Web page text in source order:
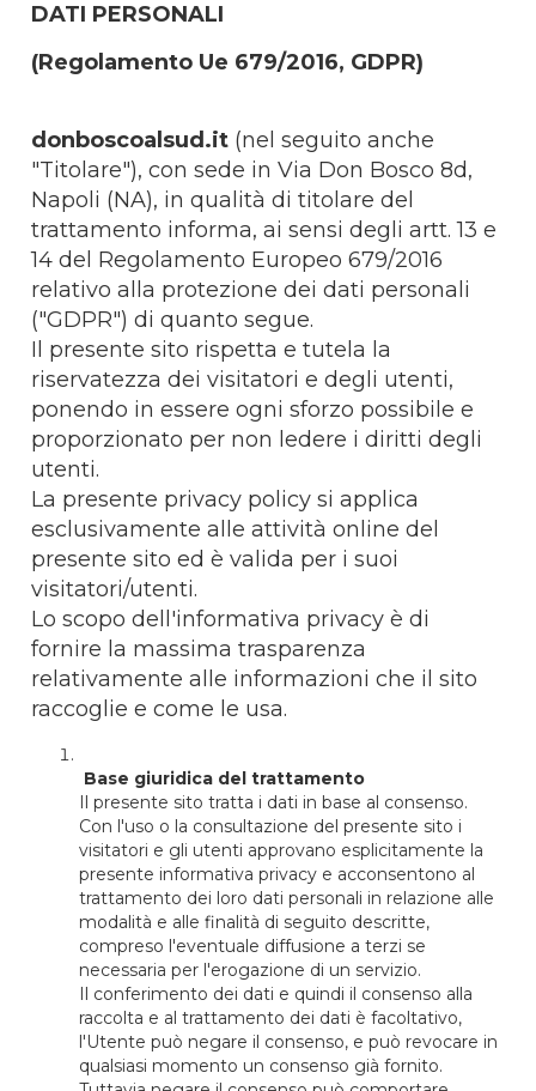
DATI PERSONALI
(Regolamento Ue 679/2016, GDPR)
donboscoalsud.it (nel seguito anche
"Titolare"), con sede inVia Don Bosco 8d,
Napoli (NA), in qualità di titolare del
trattamento informa, ai sensi degli artt. 13 e
14 del Regolamento Europeo 679/2016
relativo alla protezione dei dati personali
("GDPR") di quanto segue.
Il presente sito rispetta e tutela la
riservatezza dei visitatori e degli utenti,
ponendo in essere ogni sforzo possibile e
proporzionato per non ledere i diritti degli
utenti.
La presente privacy policy si applica
esclusivamente alle attività online del
presente sito ed è valida per i suoi
visitatori/utenti.
Lo scopo dell'informativa privacy è di
fornire la massima trasparenza
relativamente alle informazioni che il sito
raccoglie e come le usa.
Base giuridica del trattamento
Il presente sito tratta i dati in base al consenso.
Con l'uso o la consultazione del presente sito i
visitatori e gli utenti approvano esplicitamente la
presente informativa privacy e acconsentono al
trattamento dei loro dati personali in relazione alle
modalità e alle finalità di seguito descritte,
compreso l'eventuale diffusione a terzi se
necessaria per l'erogazione di un servizio.
Il conferimento dei dati e quindi il consenso alla
raccolta e al trattamento dei dati è facoltativo,
l'Utente può negare il consenso, e può revocare in
qualsiasi momento un consenso già fornito.